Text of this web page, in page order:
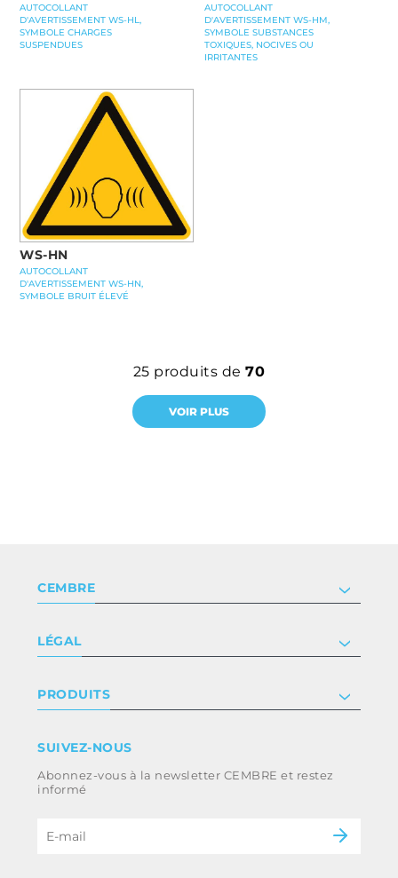
AUTOCOLLANT
D'AVERTISSEMENT WS-HL,
SYMBOLE CHARGES
SUSPENDUES
AUTOCOLLANT
D'AVERTISSEMENT WS-HM,
SYMBOLE SUBSTANCES
TOXIQUES, NOCIVES OU
IRRITANTES
WS-HN
AUTOCOLLANT
D'AVERTISSEMENT WS-HN,
SYMBOLE BRUIT ÉLEVÉ
25 produits de70
VOIR PLUS
CEMBRE
Société
Certificat
Nous rejoindre
LÉGAL
Termes et conditions
Whistleblowing
Code d’éthique et politique anti-corruption
du groupe
PRODUITS
Énergie
B2B Disclaimer
SUIVEZ-NOUS
Abonnez-vous à la newsletter CEMBRE et restez
informé